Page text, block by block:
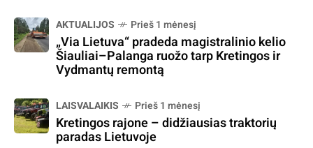
AKTUALIJOS Prieš 1 mėnesį
„Via Lietuva“ pradeda magistralinio kelio
Šiauliai–Palanga ruožo tarp Kretingos ir
Vydmantų remontą
LAISVALAIKIS Prieš 1 mėnesį
Kretingos rajone – didžiausias traktorių
paradas Lietuvoje